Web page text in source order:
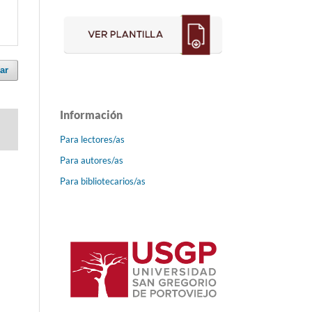
Información
Para lectores/as
Para autores/as
Para bibliotecarios/as